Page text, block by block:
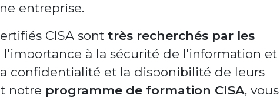
entreprise.
CISA sont très recherchés par les
à la sécurité de l'information et
confidentialité et la disponibilité de leurs
notre programme de formation CISA, vous